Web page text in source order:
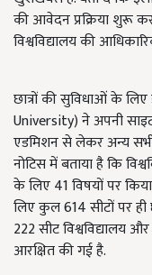
की आवेदन प्रक्रिया शुरू कर
विश्वविद्यालय की
छात्रों की सुविधाओं के लिए
University) ने अपनी
एडमिशन से लेकर अन्य सभी
नोटिस में बताया है कि
के लिए 41 विषयों पर
लिए कुल 614 सीटों पर ही
222 सीट विश्वविद्यालय
आरक्षित की गई है.